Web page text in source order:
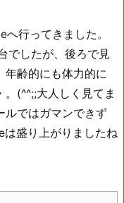
行ってきました。
でしたが、後ろで見
年齢的にも体力的に
。(^^;;大人しく見てま
ルではガマンできず
は盛り上がりましたね